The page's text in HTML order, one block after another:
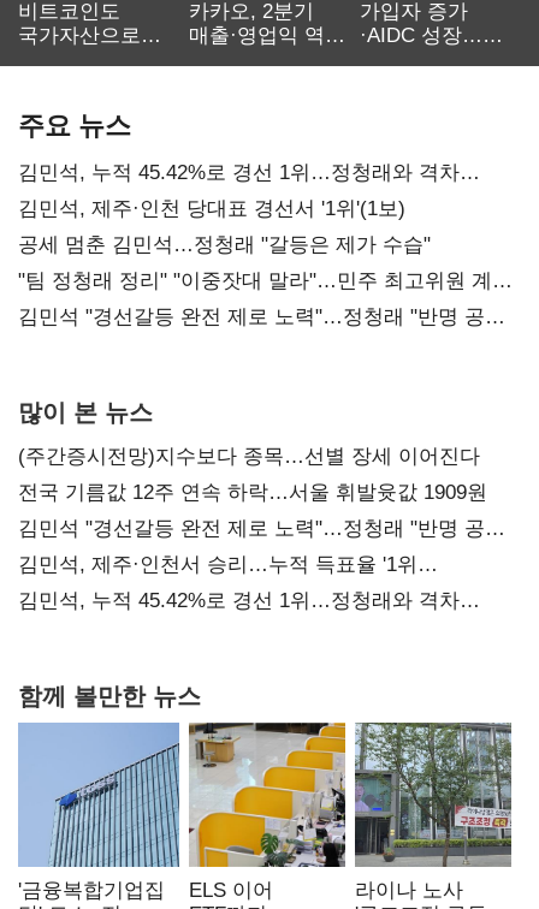
비트코인도
국가자산으로…'
카카오, 2분기
매출·영업익 역대
가입자 증가
·AIDC 성장…
주요 뉴스
김민석, 누적 45.42%로 경선 1위…정청래와 격차
0.86%p(2보)
김민석, 제주·인천 당대표 경선서 '1위'(1보)
공세 멈춘 김민석…정청래 "갈등은 제가 수습"
"팀 정청래 정리" "이중잣대 말라"…민주 최고위원 계파
다툼 격화
김민석 "경선갈등 완전 제로 노력"…정청래 "반명 공세
많이 본 뉴스
(주간증시전망)지수보다 종목…선별 장세 이어진다
전국 기름값 12주 연속 하락…서울 휘발윳값 1909원
김민석 "경선갈등 완전 제로 노력"…정청래 "반명 공세
사과부터"
김민석, 제주·인천서 승리…누적 득표율 '1위
탈환'(종합)
김민석, 누적 45.42%로 경선 1위…정청래와 격차
함께 볼만한 뉴스
'금융복합기업집
ELS 이어
라이나 노사